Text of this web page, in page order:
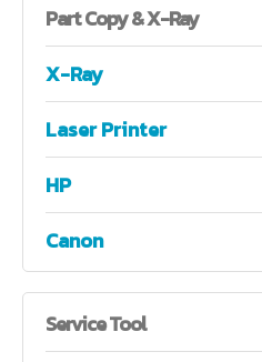
PartCopy & X-Ray
X-Ray
Laser Printer
HP
Canon
ServiceTool